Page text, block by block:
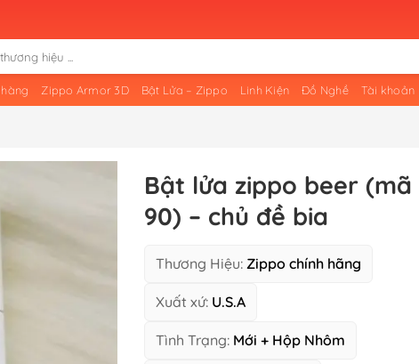
Zippo Armor 3D Bật Lửa – Zippo Linh Kiện Đồ Nghề Tài khoản
Bật lửa zippo beer (mã
90) – chủ đề bia
Thương Hiệu: Zippo chính hãng
Xuất xứ: U.S.A
Tình Trạng: Mới + Hộp Nhôm